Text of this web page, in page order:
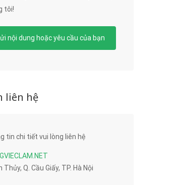
tôi!
nội dung hoặc yêu cầu của bạn
liên hệ
tin chi tiết vui lòng liên hệ
Thủy, Q. Cầu Giấy, TP. Hà Nội